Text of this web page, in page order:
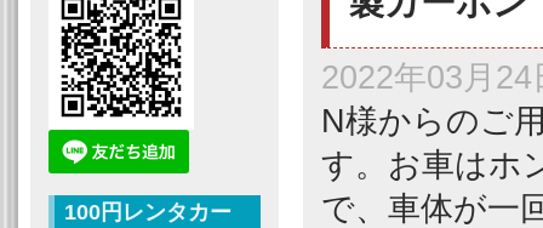
2022年03月24
N様からのご
す。お車はホ
で、車体が一
100円レンタカー